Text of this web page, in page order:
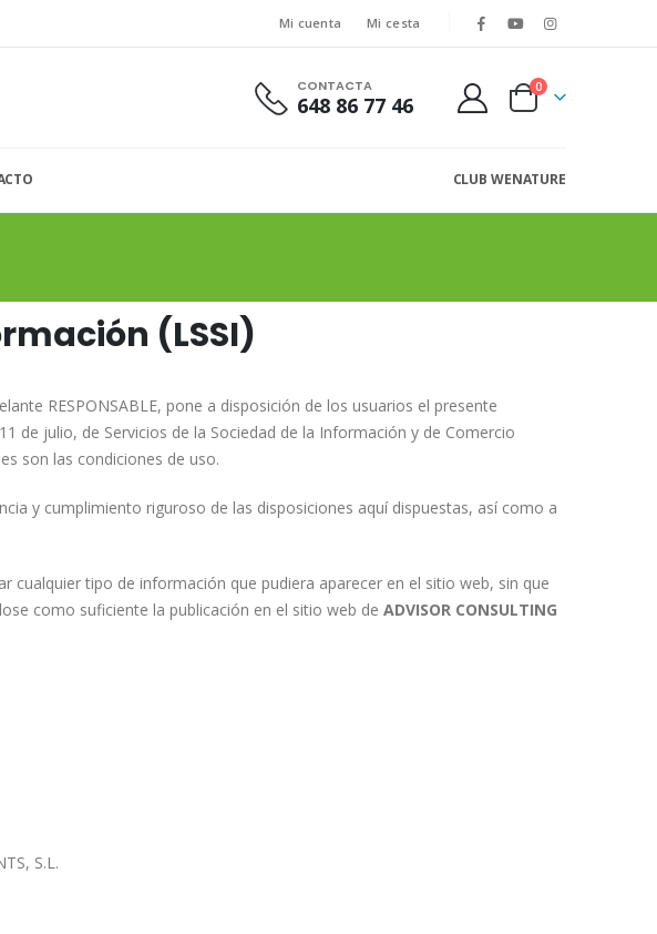
Mi cuenta Mi cesta
CONTACTA
648 86 77 46
0
CLUB WENATURE
(LSSI)
RESPONSABLE, pone a disposición de los usuarios el presente
de julio, de Servicios de la Sociedad de la Información y de Comercio
son las condiciones de uso.
y cumplimiento riguroso de las disposiciones aquí dispuestas, así como a
cualquier tipo de información que pudiera aparecer en el sitio web, sin que
como suficiente la publicación en el sitio web de ADVISOR CONSULTING
S.L.